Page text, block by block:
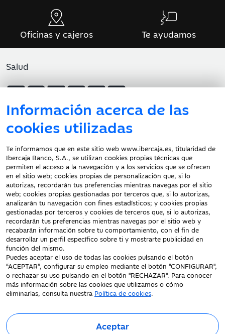
Información acerca de las
cookies utilizadas
Te informamos que en este sitio web www.ibercaja.es, titularidad de
Ibercaja Banco, S.A., se utilizan cookies propias técnicas que
permiten el acceso a la navegación y a los servicios que se ofrecen
en el sitio web; cookies propias de personalización que, si lo
autorizas, recordarán tus preferencias mientras navegas por el sitio
web; cookies propias gestionadas por terceros que, si lo autorizas,
analizarán tu navegación con fines estadísticos; y cookies propias
gestionadas por terceros y cookies de terceros que, si lo autorizas,
recordarán tus preferencias mientras navegas por el sitio web y
recabarán información sobre tu comportamiento, con el fin de
desarrollar un perfil específico sobre ti y mostrarte publicidad en
función del mismo.
Puedes aceptar el uso de todas las cookies pulsando el botón
“ACEPTAR”, configurar su empleo mediante el botón "CONFIGURAR",
o rechazar su uso pulsando en el botón "RECHAZAR". Para conocer
más información sobre las cookies que utilizamos o cómo
eliminarlas, consulta nuestra Política de cookies.
Aceptar
Oficinas y cajeros Te ayudamos
Salud
Atención al cliente
Documentación a clientes
Aviso Legal
Protección datos
personales
Tarifas y Cotizaciones
Tablón de Anuncios
Política de cookies
Declaración de
accesibilidad